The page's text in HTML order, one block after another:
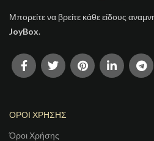
Μπορείτε να βρείτε κάθε είδους
JoyBox.
ΟΡΟΙ ΧΡΗΣΗΣ
Όροι Χρήσης